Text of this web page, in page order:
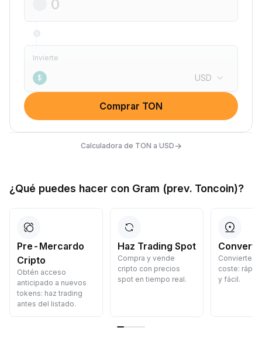
Invierte
$ USD
Comprar TON
Calculadora de TON a USD→
¿Qué puedes hacer con Gram (prev. Toncoin)?
Pre-Mercardo
Cripto
Obtén acceso
anticipado a nuevos
tokens: haz trading
antes del listado.
Haz Trading Spot
Compra y vende
cripto con precios
spot en tiempo real.
Convertir
Convierte
coste:
y fácil.